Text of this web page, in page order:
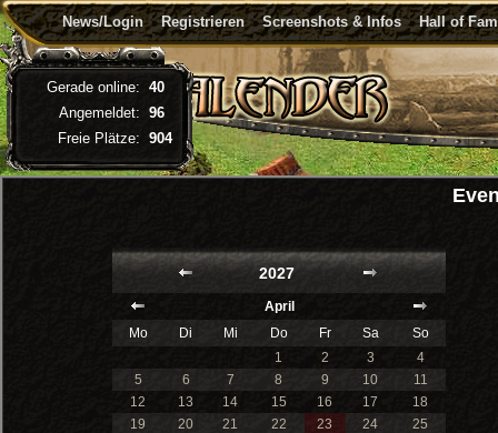
News/Login Registrieren Screenshots & Infos Hall of
2027
April
Mo
Di Mi Do Fr Sa
So
1
2 3
4
5
6 7 8 9 10
11
12
13 14 15 16 17
18
19
20 21 22 23 24
25
Gerade online: 40
Angemeldet: 96
Freie Plätze: 904